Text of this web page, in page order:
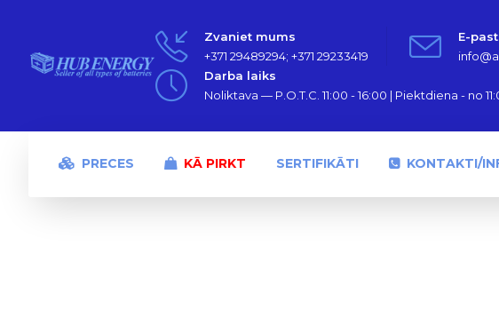
Zvaniet mums
+371 29489294; +371 29233419
E-
Darba laiks
Noliktava — P.O.T.C. 11:00 - 16:00 | Piektdiena - no
PRECES KĀ PIRKT SERTIFIKĀTI KONTAKTI/